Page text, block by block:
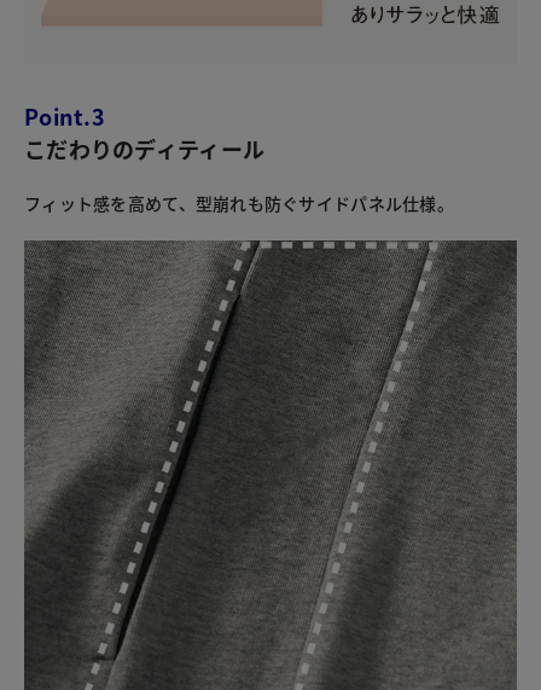
Point.3
こだわりのディティール
フィット感を高めて、型崩れも防ぐサイドパネル仕様。